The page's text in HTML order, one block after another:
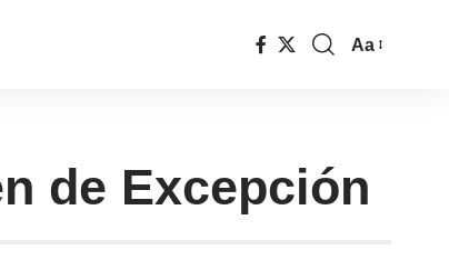
Aa
de Excepción